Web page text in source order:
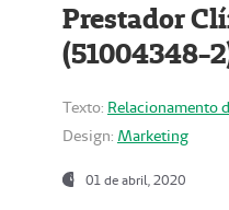
Prestador
(51004348-
Texto: Relacionamento
Design: Marketing
01 de abril, 2020